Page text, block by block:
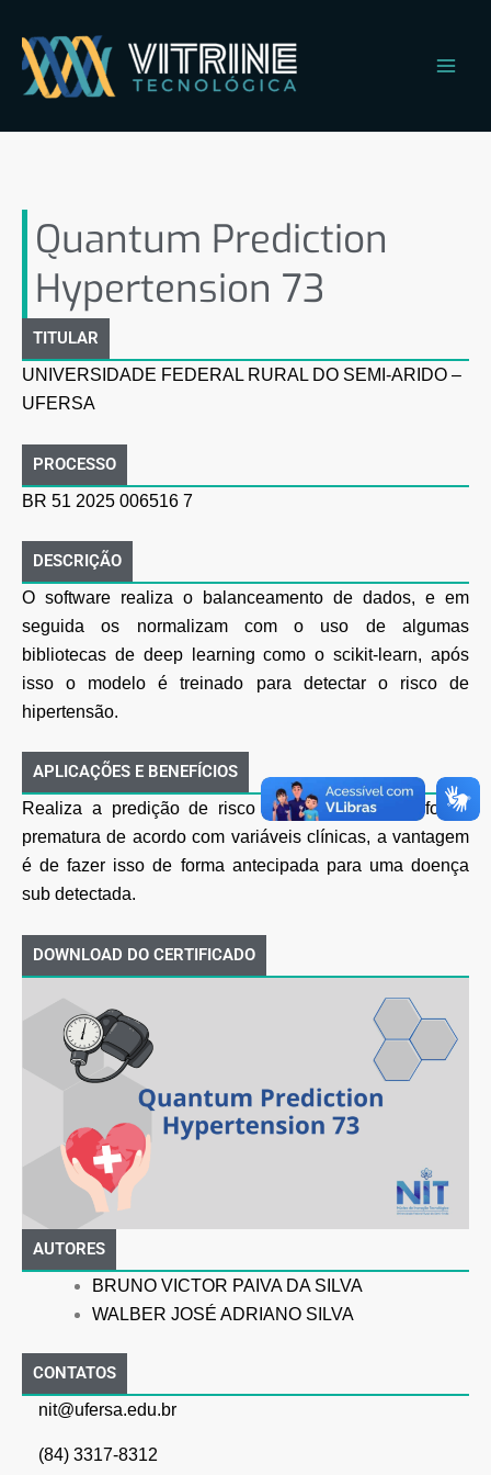
para
conteúdo
Quantum Prediction
Hypertension 73
TITULAR
UNIVERSIDADE FEDERAL RURAL DO SEMI-ARIDO –
UFERSA
PROCESSO
BR 51 2025 006516 7
DESCRIÇÃO
O software realiza o balanceamento de dados, e em
seguida os normalizam com o uso de algumas
bibliotecas de deep learning como o scikit-learn, após
isso o modelo é treinado para detectar o risco
de
hipertensão.
APLICAÇÕES E BENEFÍCIOS
Realiza a predição de risco de hipertensão de forma
prematura de acordo com variáveis clínicas, a vantagem
é de fazer isso de forma antecipada para uma doença
sub detectada.
DOWNLOAD DO CERTIFICADO
AUTORES
BRUNO VICTOR PAIVA DA SILVA
WALBER JOSÉ ADRIANO SILVA
CONTATOS
nit@ufersa.edu.br
(84) 3317-8312